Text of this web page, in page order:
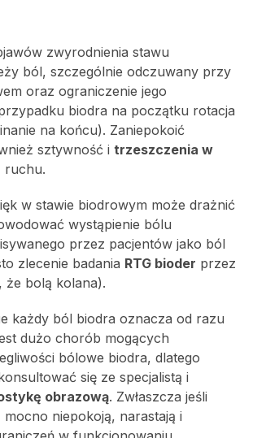
zwyrodnienia stawu
ból, szczególnie odczuwany przy
oraz ograniczenie jego
biodra na początku rotacja
na końcu). Zaniepokoić
sztywność i trzeszczenia w
ruchu.
w stawie biodrowym może drażnić
wystąpienie bólu
przez pacjentów jako ból
zlecenie badania RTG bioder przez
że bolą kolana).
każdy ból biodra oznacza od razu
dużo chorób mogących
bólowe biodra, dlatego
się ze specjalistą i
obrazową. Zwłaszcza jeśli
mocno niepokoją, narastają i